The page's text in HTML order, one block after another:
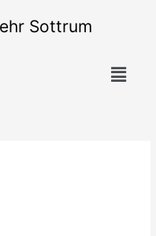
Sottrum
Menü